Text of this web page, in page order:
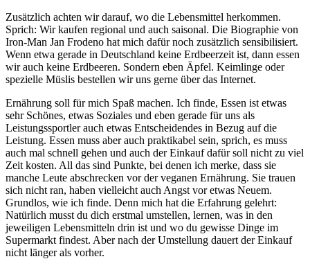
Zusätzlich achten wir darauf, wo die Lebensmittel herkommen.
Sprich: Wir kaufen regional und auch saisonal. Die Biographie von
Iron-Man Jan Frodeno hat mich dafür noch zusätzlich sensibilisiert.
Wenn etwa gerade in Deutschland keine Erdbeerzeit ist, dann essen
wir auch keine Erdbeeren. Sondern eben Äpfel. Keimlinge oder
spezielle Müslis bestellen wir uns gerne über das Internet.
Ernährung soll für mich Spaß machen. Ich finde, Essen ist etwas
sehr Schönes, etwas Soziales und eben gerade für uns als
Leistungssportler auch etwas Entscheidendes in Bezug auf die
Leistung. Essen muss aber auch praktikabel sein, sprich, es muss
auch mal schnell gehen und auch der Einkauf dafür soll nicht zu viel
Zeit kosten. All das sind Punkte, bei denen ich merke, dass sie
manche Leute abschrecken vor der veganen Ernährung. Sie trauen
sich nicht ran, haben vielleicht auch Angst vor etwas Neuem.
Grundlos, wie ich finde. Denn mich hat die Erfahrung gelehrt:
Natürlich musst du dich erstmal umstellen, lernen, was in den
jeweiligen Lebensmitteln drin ist und wo du gewisse Dinge im
Supermarkt findest. Aber nach der Umstellung dauert der Einkauf
nicht länger als vorher.